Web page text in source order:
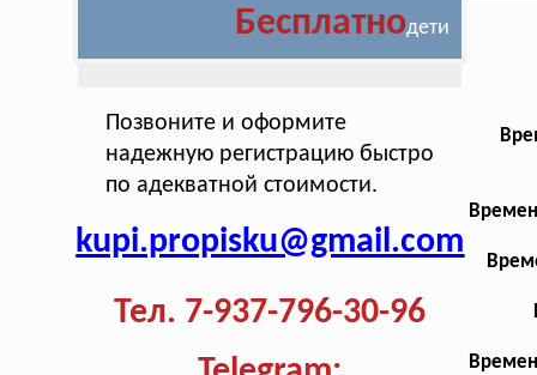
Бесплатнодети
Позвоните и оформите
надежную регистрацию быстро
по адекватной стоимости.
kupi.propisku@gmail.com
Тел. 7-937-796-30-96